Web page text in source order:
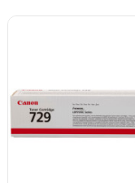
Canon üretici
Ürün Kodu:
Ürün Tipi:
Baskı Ömrü: